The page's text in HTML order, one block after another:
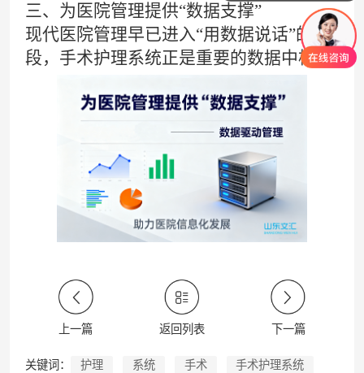
三、为医院管理提供“数据支撑”
现代医院管理早已进入“用数据说话”的阶
段，手术护理系统正是重要的数据中枢。
上一篇 返回列表 下一篇
关键词： 护理 系统 手术 手术护理系统